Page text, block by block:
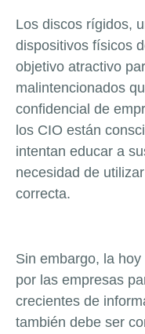
Los discos rígidos,
dispositivos físicos
objetivo atractivo
malintencionados
confidencial de
los CIO están
intentan educar a
necesidad de
correcta.
Sin embargo, la
por las empresas
crecientes de
también debe ser